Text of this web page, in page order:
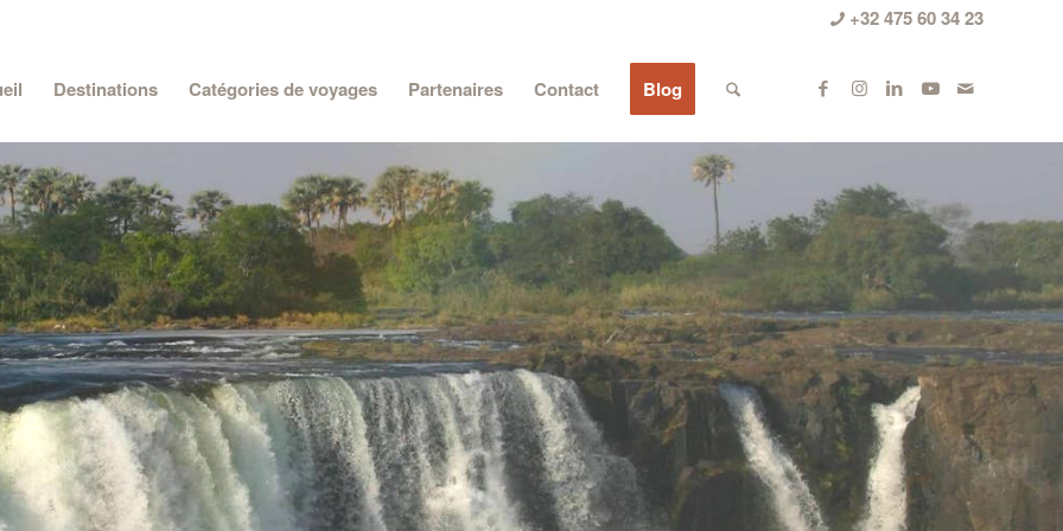
+32 475 60 34 23
Destinations Catégories de voyages Partenaires Contact Blog